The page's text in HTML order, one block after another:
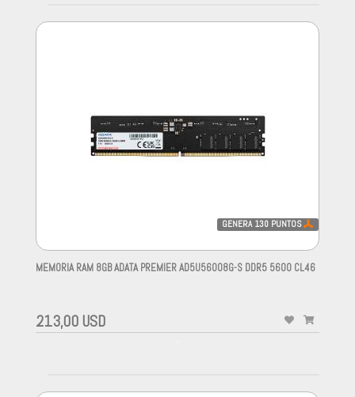
GENERA 130 PUNTOS
MEMORIA RAM 8GB ADATA PREMIER AD5U56008G-S DDR5 5600 CL46
213,00 USD